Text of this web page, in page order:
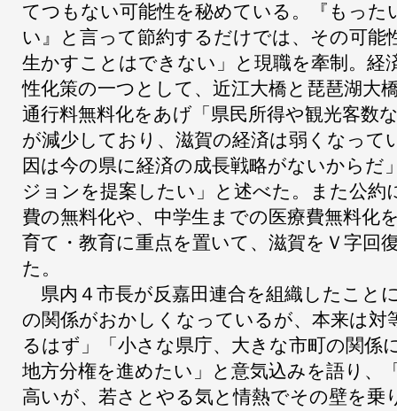
てつもない可能性を秘めている。『もった
い』と言って節約するだけでは、その可能
生かすことはできない」と現職を牽制。経
性化策の一つとして、近江大橋と琵琶湖大
通行料無料化をあげ「県民所得や観光客数
が減少しており、滋賀の経済は弱くなって
因は今の県に経済の成長戦略がないからだ
ジョンを提案したい」と述べた。また公約
費の無料化や、中学生までの医療費無料化
育て・教育に重点を置いて、滋賀をＶ字回
た。
県内４市長が反嘉田連合を組織したこと
の関係がおかしくなっているが、本来は対
るはず」「小さな県庁、大きな市町の関係
地方分権を進めたい」と意気込みを語り、
高いが、若さとやる気と情熱でその壁を乗